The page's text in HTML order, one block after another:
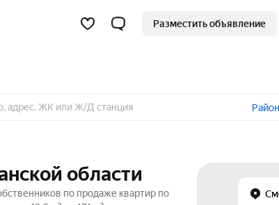
Разместить объявление
Район
области
по продаже квартир по